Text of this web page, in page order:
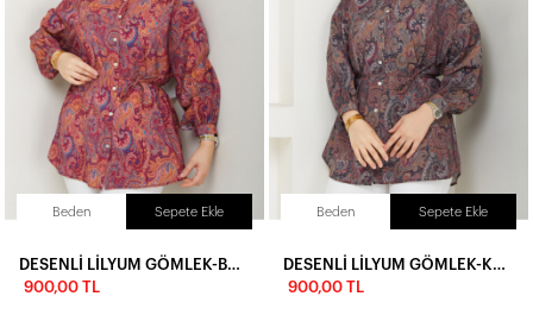
Beden Sepete Ekle
900,00 TL
Beden Sepete Ekle
900,00 TL